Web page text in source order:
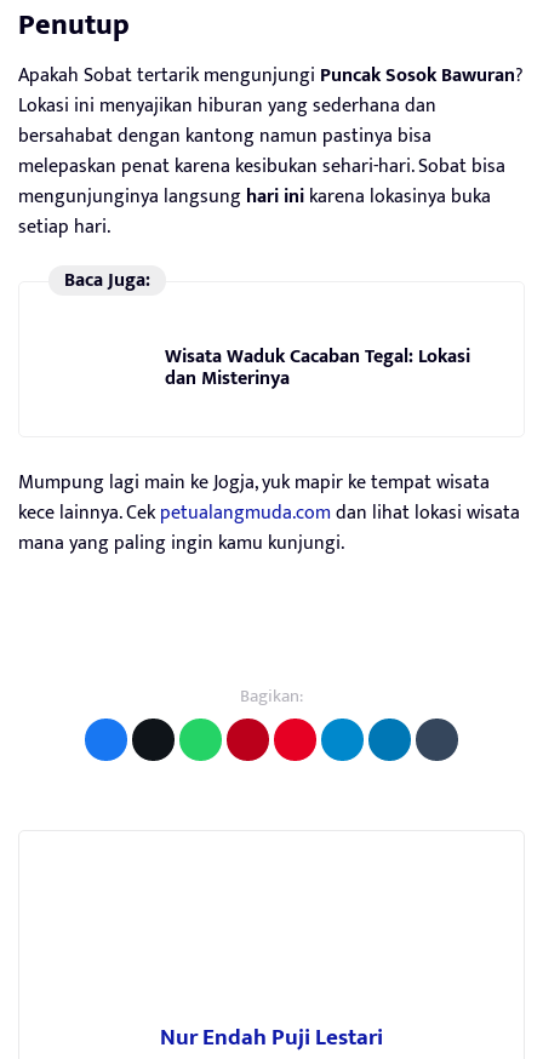
Penutup
Apakah Sobat tertarik mengunjungi Puncak Sosok Bawuran?
Lokasi ini menyajikan hiburan yang sederhana dan
bersahabat dengan kantong namun pastinya bisa
melepaskan penat karena kesibukan sehari-hari. Sobat bisa
mengunjunginya langsunghari inikarena lokasinya buka
setiap hari.
Baca Juga:
Wisata Waduk Cacaban Tegal: Lokasi
dan Misterinya
Mumpung lagi main ke Jogja, yuk mapir ke tempat wisata
kece lainnya. Cekpetualangmuda.comdan lihat lokasi wisata
mana yang paling ingin kamu kunjungi.
Bagikan:
Nur Endah Puji Lestari